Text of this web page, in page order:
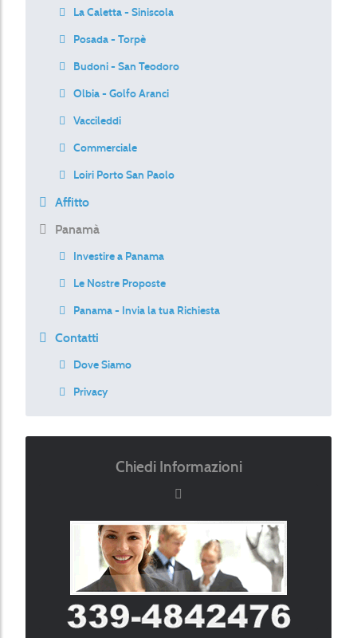
La Caletta - Siniscola
Posada - Torpè
Budoni - San Teodoro
Olbia - Golfo Aranci
Vaccileddi
Commerciale
Loiri Porto San Paolo
Affitto
Panamà
Investire a Panama
Le Nostre Proposte
Panama - Invia la tua Richiesta
Contatti
Dove Siamo
Privacy
Chiedi Informazioni